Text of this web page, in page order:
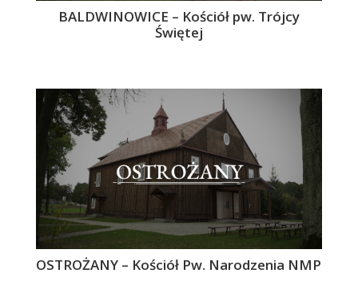
BALDWINOWICE – Kościół pw. Trójcy
Świętej
OSTROŻANY – Kościół Pw. Narodzenia NMP